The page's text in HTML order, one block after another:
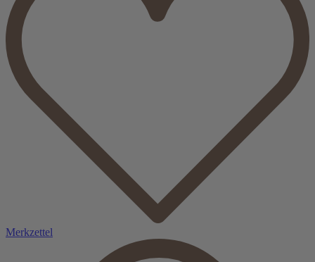
Merkzettel